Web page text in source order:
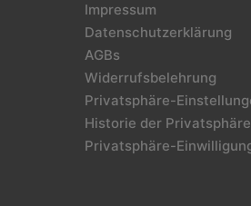
Impressum
Datenschutzerklärung
AGBs
Widerrufsbelehrung
Privatsphäre-
Historie der
Privatsphäre-